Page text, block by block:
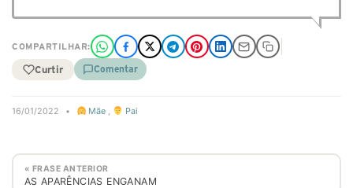
COMPARTILHAR:
Curtir Comentar
16/01/2022 • Mãe , Pai
« FRASE ANTERIOR
AS APARÊNCIAS ENGANAM